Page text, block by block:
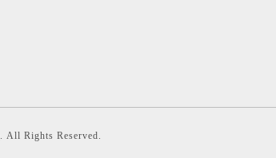
. All Rights Reserved.